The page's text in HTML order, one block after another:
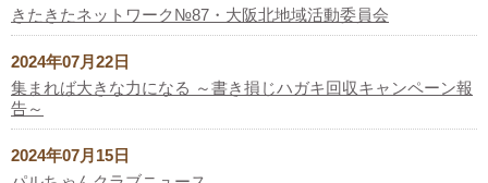
きたきたネットワーク№87・大阪北地域活動委員会
2024年07月22日
集まれば大きな力になる ～書き損じハガキ回収キャンペーン報
告～
2024年07月15日